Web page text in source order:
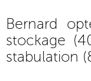
Bernard
stockage
stabulation